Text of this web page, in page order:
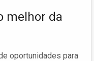
melhor da
oportunidades para